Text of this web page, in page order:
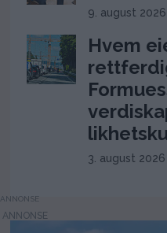
9. august 2026
Hvem
3. august
ANNONSE